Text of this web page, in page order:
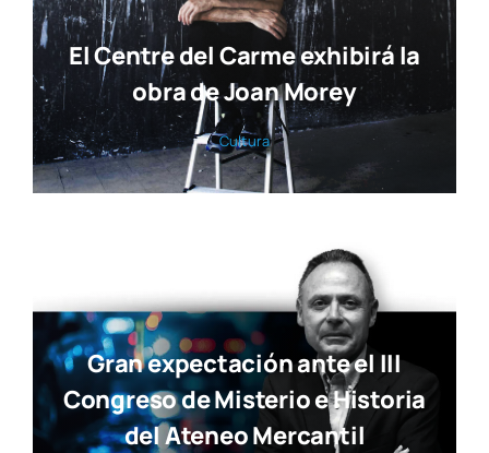
El Centre del Carme exhibirá la
obra de Joan Morey
Cul­tu­ra
Gran expectación ante el III
Congreso de Misterio e Historia
del Ateneo Mercantil